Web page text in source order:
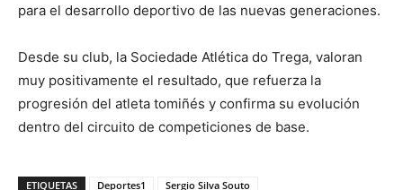
para el desarrollo deportivo de las nuevas generaciones.
Desde su club, la Sociedade Atlética do Trega, valoran
muy positivamente el resultado, que refuerza la
progresión del atleta tomiñés y confirma su evolución
dentro del circuito de competiciones de base.
ETIQUETAS Deportes1
Sergio Silva Souto